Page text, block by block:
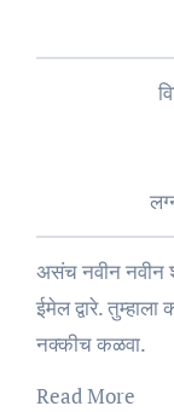
असंच नवीन नवीन
ईमेल द्वारे.
नक्कीच कळवा.
Read More